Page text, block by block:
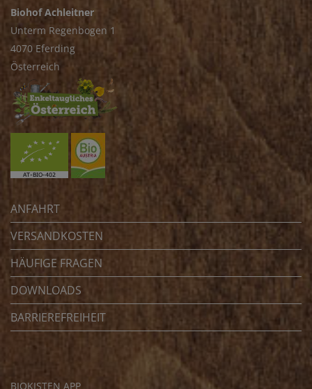
Biohof Achleitner
Unterm Regenbogen 1
4070 Eferding
Österreich
ANFAHRT
VERSANDKOSTEN
HÄUFIGE FRAGEN
DOWNLOADS
BARRIEREFREIHEIT
BIOKISTEN APP